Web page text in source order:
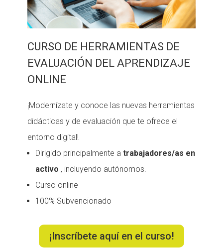
CURSO DE HERRAMIENTAS DE
EVALUACIÓN DEL APRENDIZAJE
ONLINE
¡Modernízate y conoce las nuevas herramientas
didácticas y de evaluación que te ofrece el
entorno digital!
Dirigido principalmente a trabajadores/as en
activo , incluyendo autónomos.
Curso online
100% Subvencionado
¡Inscríbete aquí en el curso!